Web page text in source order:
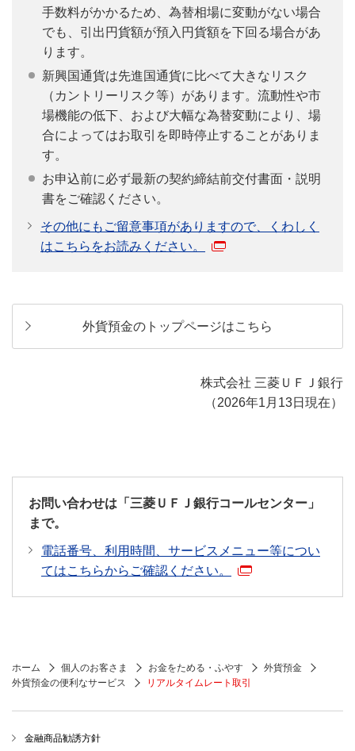
手数料がかかるため、為替相場に変動がない場合
でも、引出円貨額が預入円貨額を下回る場合があ
ります。
新興国通貨は先進国通貨に比べて大きなリスク
（カントリーリスク等）があります。流動性や市
場機能の低下、および大幅な為替変動により、場
合によってはお取引を即時停止することがありま
す。
お申込前に必ず最新の契約締結前交付書面・説明
書をご確認ください。
その他にもご留意事項がありますので、くわしく
はこちらをお読みください。
外貨預金のトップページはこちら
株式会社 三菱ＵＦＪ銀行
（2026年1月13日現在）
お問い合わせは「三菱ＵＦＪ銀行コールセンター」
まで。
電話番号、利用時間、サービスメニュー等につい
てはこちらからご確認ください。
ホーム 個人のお客さま お金をためる・ふやす
外貨預金
外貨預金の便利なサービス
リアルタイムレート取引
金融商品勧誘方針